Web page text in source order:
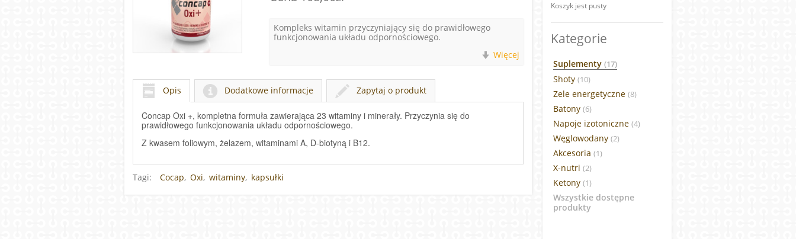
kapsułek
Cena108,00zł
Kompleks witamin przyczyniający się do prawidłowego
funkcjonowania układu odpornościowego.
Więcej
Opis Dodatkowe informacje Zapytaj o produkt
Concap Oxi +, kompletna formuła zawierająca 23 witaminy i minerały. Przyczynia się do
prawidłowego funkcjonowania układu odpornościowego.
Z kwasem foliowym, żelazem, witaminami A, D-biotyną i B12.
Tagi: Cocap, Oxi, witaminy, kapsułki
Koszyk jest pusty
Kategorie
Suplementy (17)
Shoty (10)
Zele energetyczne (8)
Batony (6)
Napoje izotoniczne (4)
Węglowodany (2)
Akcesoria (1)
X-nutri (2)
Ketony (1)
Wszystkie dostępne
produkty